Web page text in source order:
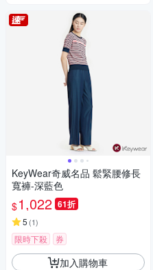
KeyWear奇威名品 鬆緊腰修長
寬褲-深藍色
$1,022 61折
5 (1)
限時下殺 券
加入購物車